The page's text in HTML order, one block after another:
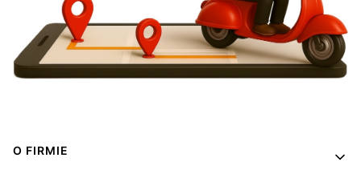
Linki w stopce
O FIRMIE